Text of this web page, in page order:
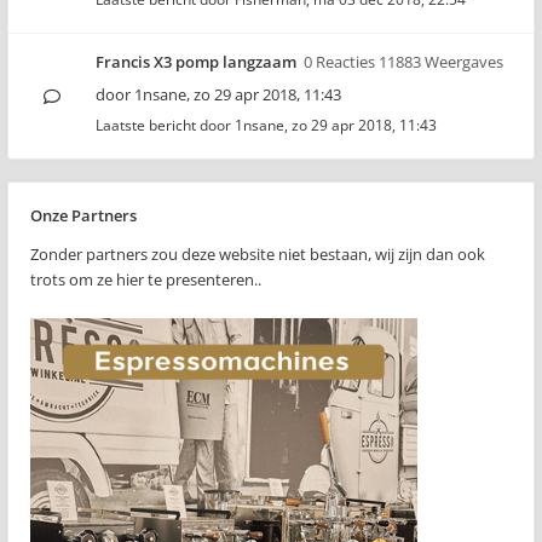
Francis X3 pomp langzaam 0 Reacties 11883 Weergaves
door 1nsane,zo 29 apr 2018, 11:43
Laatste bericht door 1nsane, zo 29 apr 2018, 11:43
Onze Partners
Zonder partners zou deze website niet bestaan, wij zijn dan ook
trots om ze hier te presenteren..